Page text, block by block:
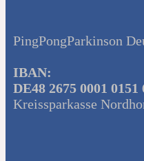
PingPongParkinson
IBAN:
DE48 2675 0001 0151
Kreissparkasse